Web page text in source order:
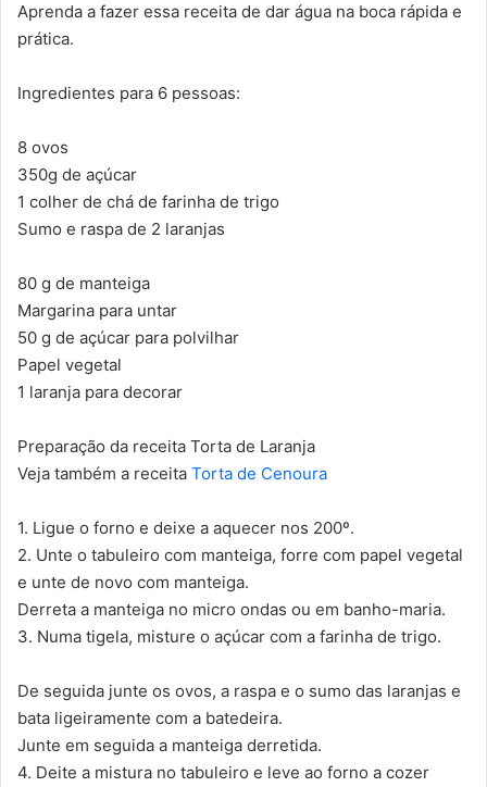
Aprenda a fazer essa receita de dar água na boca rápida e
prática.
Ingredientes para 6 pessoas:
8 ovos
350g de açúcar
1 colher de chá de farinha de trigo
Sumo e raspa de 2 laranjas
80 g de manteiga
Margarina para untar
50 g de açúcar para polvilhar
Papel vegetal
1 laranja para decorar
Preparação da receita Torta de Laranja
Veja também a receita Torta de Cenoura
1. Ligue o forno e deixe a aquecer nos 200º.
2. Unte o tabuleiro com manteiga, forre com papel vegetal
e unte de novo com manteiga.
Derreta a manteiga no micro ondas ou em banho-maria.
3. Numa tigela, misture o açúcar com a farinha de trigo.
De seguida junte os ovos, a raspa e o sumo das laranjas e
bata ligeiramente com a batedeira.
Junte em seguida a manteiga derretida.
4. Deite a mistura no tabuleiro e leve ao forno a cozer